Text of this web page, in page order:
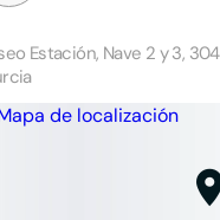
Estación, Nave 2 y 3,